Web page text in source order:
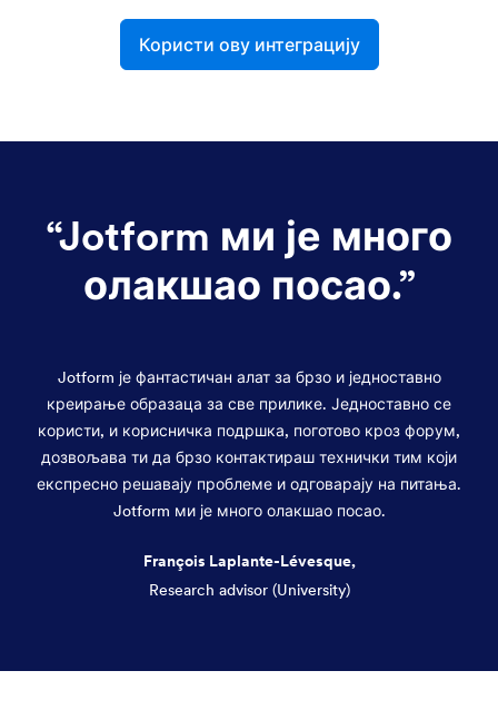
Користи ову интеграцију
“Jotform ми је много
олакшао посао.”
Jotform је фантастичан алат за брзо и једноставно
креирање образаца за све прилике. Једноставно се
користи, и корисничка подршка, поготово кроз форум,
дозвољава ти да брзо контактираш технички тим који
експресно решавају проблеме и одговарају на питања.
Jotform ми је много олакшао посао.
François Laplante-Lévesque,
Research advisor (University)